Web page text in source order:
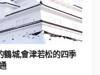
-日本東北夜楓點燈-
通
鶴城,會津若松的四季